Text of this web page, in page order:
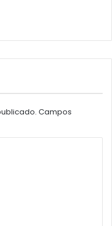
Campos